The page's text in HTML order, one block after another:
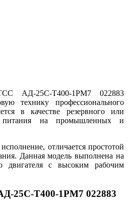
АД-25С-Т400-1РМ7 022883
технику профессионального
в качестве резервного или
питания на промышленных и
отличается простотой
Данная модель выполнена на
двигателя с высоким рабочим
25С-Т400-1РМ7 022883